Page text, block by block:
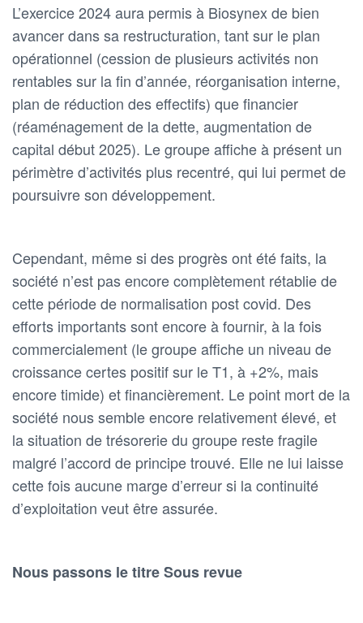
L’exercice 2024 aura permis à Biosynex de bien
avancer dans sa restructuration, tant sur le plan
opérationnel (cession de plusieurs activités non
rentables sur la fin d’année, réorganisation interne,
plan de réduction des effectifs) que financier
(réaménagement de la dette, augmentation de
capital début 2025). Le groupe affiche à présent un
périmètre d’activités plus recentré, qui lui permet de
poursuivre son développement.
Cependant, même si des progrès ont été faits, la
société n’est pas encore complètement rétablie de
cette période de normalisation post covid. Des
efforts importants sont encore à fournir, à la fois
commercialement (le groupe affiche un niveau de
croissance certes positif sur le T1, à +2%, mais
encore timide) et financièrement. Le point mort de la
société nous semble encore relativement élevé, et
la situation de trésorerie du groupe reste fragile
malgré l’accord de principe trouvé. Elle ne lui laisse
cette fois aucune marge d’erreur si la continuité
d’exploitation veut être assurée.
Nous passons le titre Sous revue